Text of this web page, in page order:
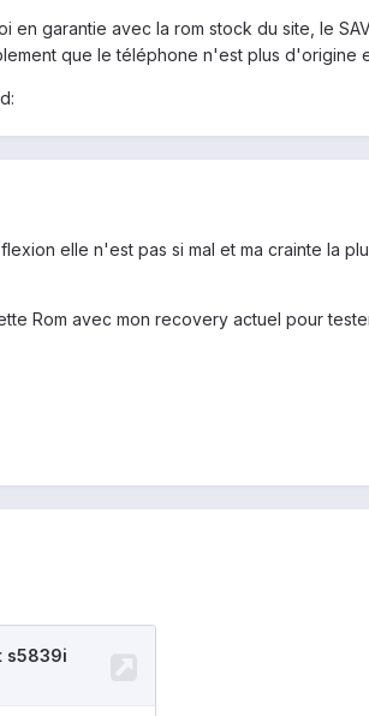
en garantie avec la rom stock du site, le
que le téléphone n'est plus d'origine
elle n'est pas si mal et ma crainte la
Rom avec mon recovery actuel pour